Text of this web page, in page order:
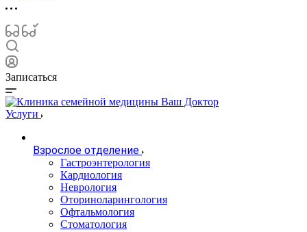
Записаться
Услуги
Взрослое отделение
Гастроэнтерология
Кардиология
Неврология
Оториноларингология
Офтальмология
Стоматология